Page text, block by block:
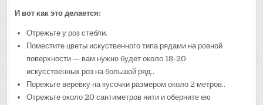
И вот как это делается:
Отрежьте у роз стебли.
Поместите цветы искуственного типа рядами на ровной
поверхности — вам нужно будет около 18-20
искусственных роз на большой ряд..
Порежьте веревку на кусочки размером около 2 метров..
Отрежьте около 20 сантиметров нити и оберните ею